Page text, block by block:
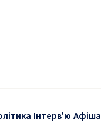
Інтерв'ю Афіша